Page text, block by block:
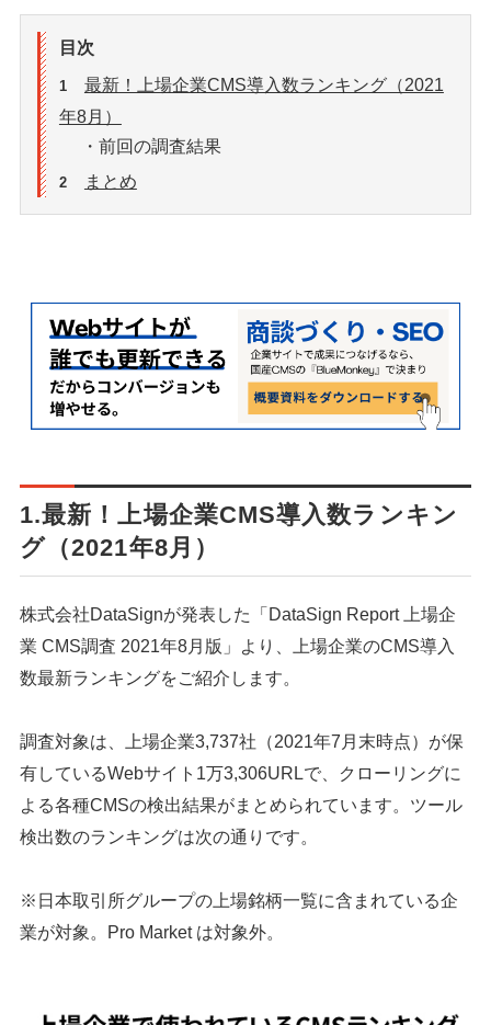
目次
1
最新！上場企業CMS導入数ランキング（2021
年8月）
・前回の調査結果
2 まとめ
1.最新！上場企業CMS導入数ランキン
グ（2021年8月）
株式会社DataSignが発表した「DataSign Report 上場企
業 CMS調査 2021年8月版」より、上場企業のCMS導入
数最新ランキングをご紹介します。
調査対象は、上場企業3,737社（2021年7月末時点）が保
有しているWebサイト1万3,306URLで、クローリングに
よる各種CMSの検出結果がまとめられています。ツール
検出数のランキングは次の通りです。
※日本取引所グループの上場銘柄一覧に含まれている企
業が対象。Pro Market は対象外。